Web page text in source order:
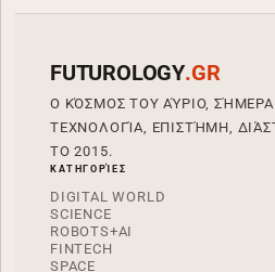
FUTUROLOGY.GR
Ο ΚΌΣΜΟΣ ΤΟΥ ΑΎΡΙΟ, ΣΉΜΕΡΑ.
ΤΕΧΝΟΛΟΓΊΑ, ΕΠΙΣΤΉΜΗ,
ΤΟ 2015.
ΚΑΤΗΓΟΡΊΕΣ
DIGITAL WORLD
SCIENCE
ROBOTS+AI
FINTECH
SPACE